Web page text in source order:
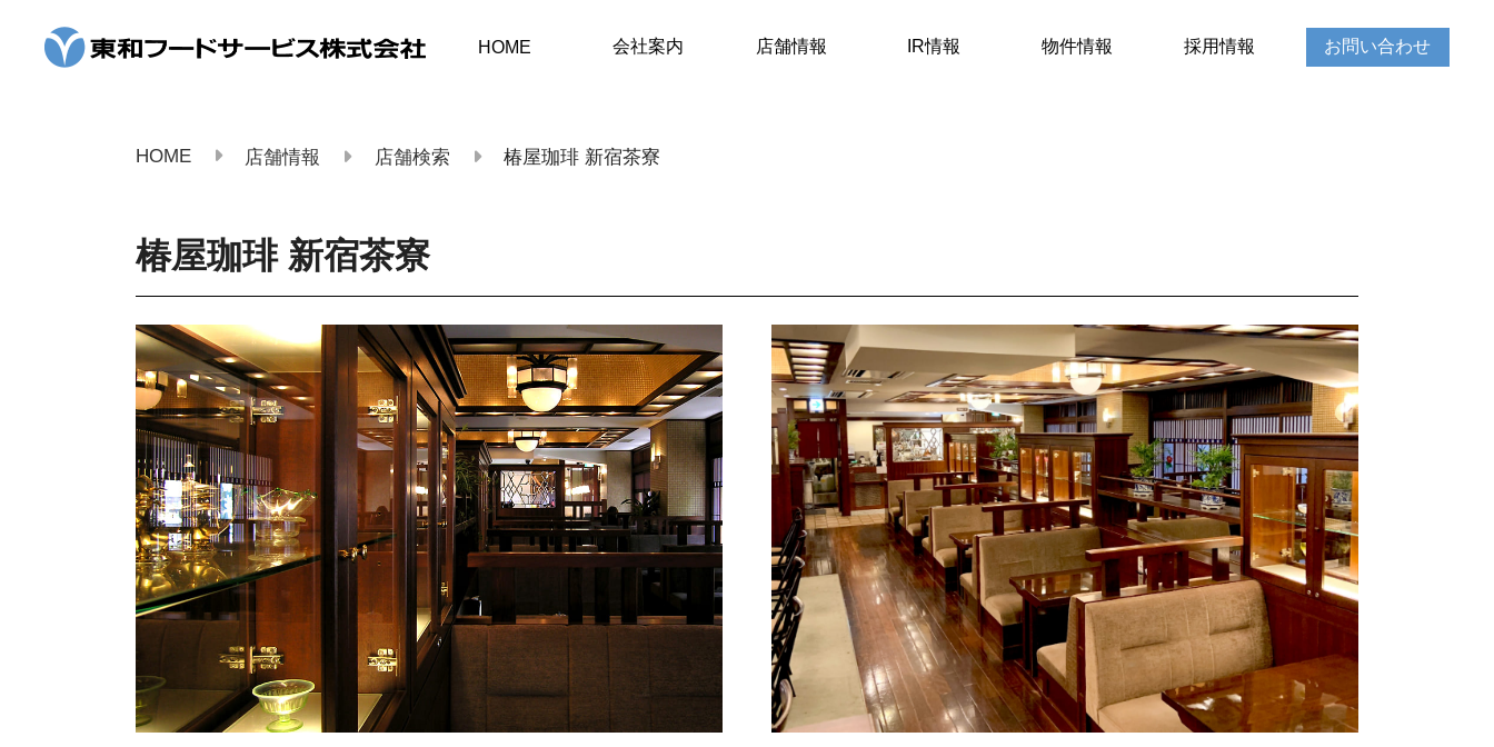
HOME 会社案内 店舗情報 IR情報 物件情報 採用情報 お問い合わせ
HOME 店舗情報 店舗検索 椿屋珈琲 新宿茶寮
椿屋珈琲 新宿茶寮